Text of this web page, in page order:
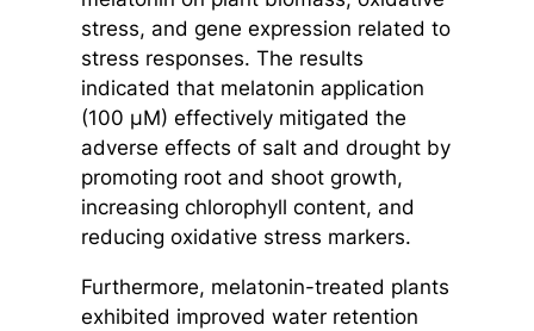
stress, and gene expression related to
stress responses. The results
indicated that melatonin application
(100 µM) effectively mitigated the
adverse effects of salt and drought by
promoting root and shoot growth,
increasing chlorophyll content, and
reducing oxidative stress markers.
Furthermore, melatonin-treated plants
exhibited improved water retention